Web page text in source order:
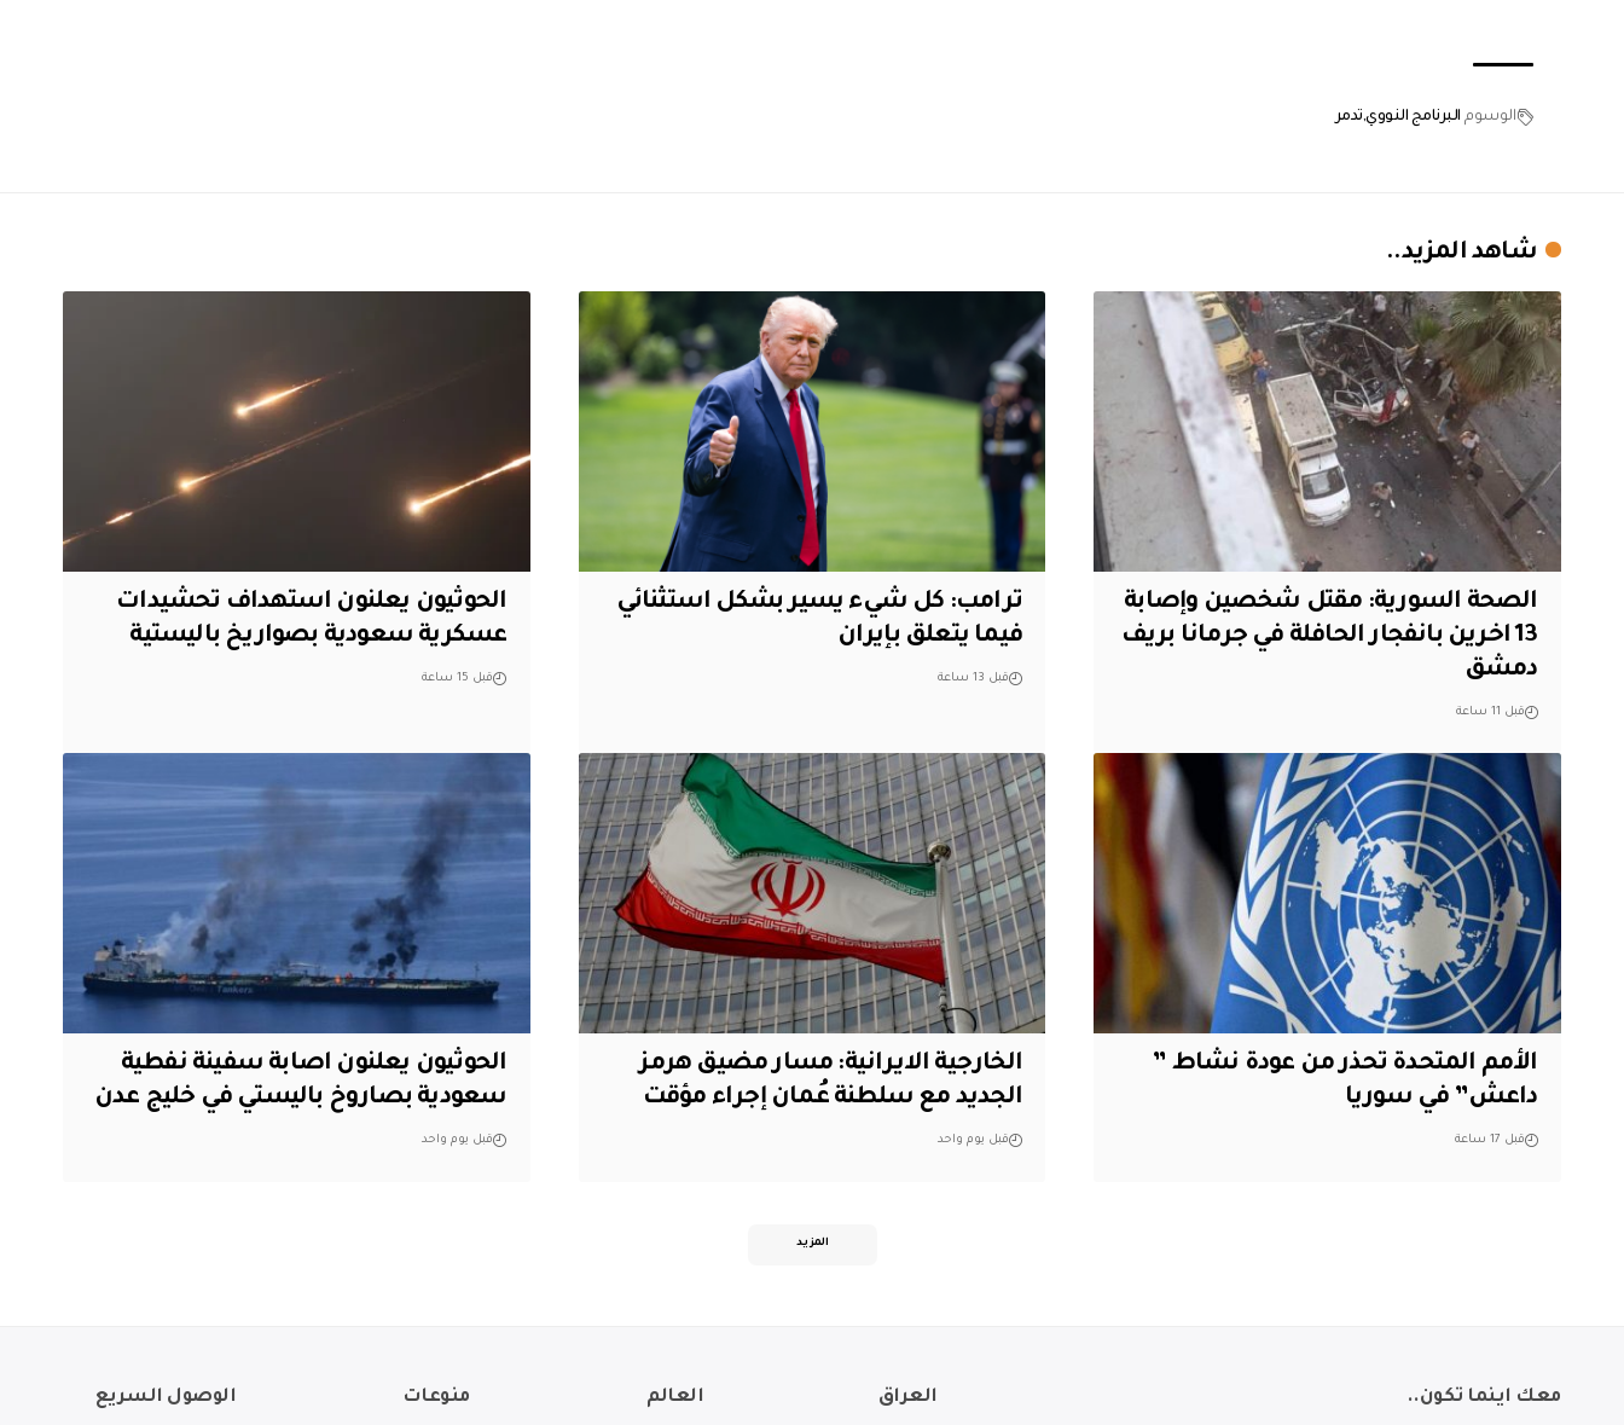
الوسوم البرنامج النووي تدمر
شاهد المزيد..
الصحة السورية: مقتل شخصين وإصابة
13 اخرين بانفجار الحافلة في جرمانا بريف
دمشق
قبل 11 ساعة
ترامب: كل شيء يسير بشكل استثنائي
فيما يتعلق بإيران
قبل 13 ساعة
الحوثيون يعلنون استهداف تحشيدات
عسكرية سعودية بصواريخ باليستية
قبل 15 ساعة
الأمم المتحدة تحذر من عودة نشاط ”
داعش” في سوريا
قبل 17 ساعة
الخارجية الايرانية: مسار مضيق هرمز
الجديد مع سلطنة عُمان إجراء مؤقت
قبل يوم واحد
الحوثيون يعلنون اصابة سفينة نفطية
سعودية بصاروخ باليستي في خليج عدن
قبل يوم واحد
المزيد
معك اينما تكون.. العراق العالم منوعات الوصول السريع